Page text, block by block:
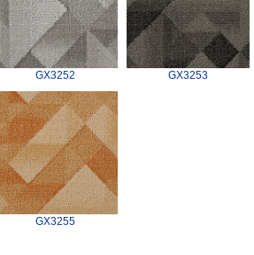
GX3252 GX3253
GX3255